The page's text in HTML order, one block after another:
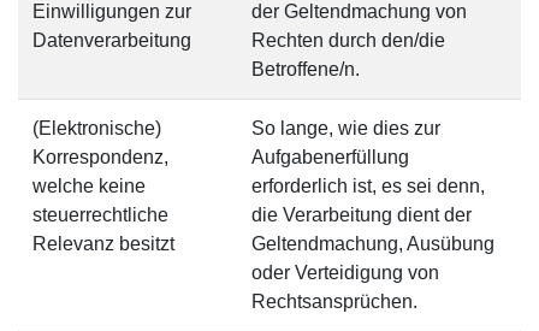
Einwilligungen zur
Datenverarbeitung
der Geltendmachung von
Rechten durch den/die
Betroffene/n.
(Elektronische)
Korrespondenz,
welche keine
steuerrechtliche
Relevanz besitzt
So lange, wie dies zur
Aufgabenerfüllung
erforderlich ist, es sei denn,
die Verarbeitung dient der
Geltendmachung, Ausübung
oder Verteidigung von
Rechtsansprüchen.